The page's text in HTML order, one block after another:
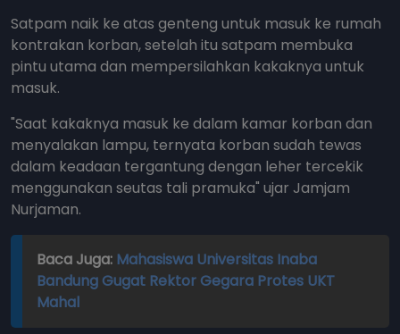
Satpam naik ke atas genteng untuk masuk ke rumah
kontrakan korban, setelah itu satpam membuka
pintu utama dan mempersilahkan kakaknya untuk
masuk.
"Saat kakaknya masuk ke dalam kamar korban dan
menyalakan lampu, ternyata korban sudah tewas
dalam keadaan tergantung dengan leher tercekik
menggunakan seutas tali pramuka" ujar Jamjam
Nurjaman.
Baca Juga: Mahasiswa Universitas Inaba
Bandung Gugat Rektor Gegara Protes UKT
Mahal